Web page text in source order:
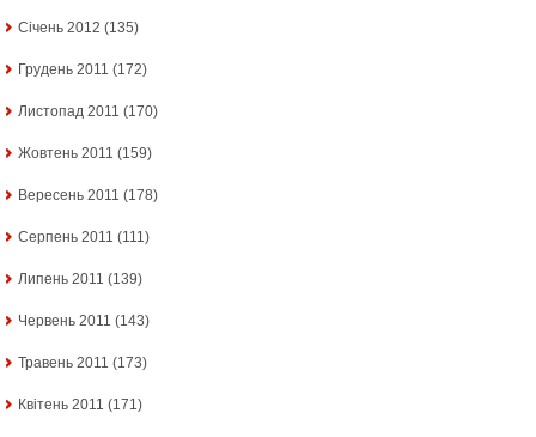
Січень 2012 (135)
Грудень 2011 (172)
Листопад 2011 (170)
Жовтень 2011 (159)
Вересень 2011 (178)
Серпень 2011 (111)
Липень 2011 (139)
Червень 2011 (143)
Травень 2011 (173)
Квітень 2011 (171)